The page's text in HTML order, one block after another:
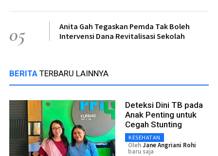
05
Anita Gah Tegaskan Pemda Tak Boleh
Intervensi Dana Revitalisasi Sekolah
BERITA TERBARU LAINNYA
Deteksi Dini TB pada
Anak Penting untuk
Cegah Stunting
KESEHATAN
OlehJane Angriani Rohi
baru saja